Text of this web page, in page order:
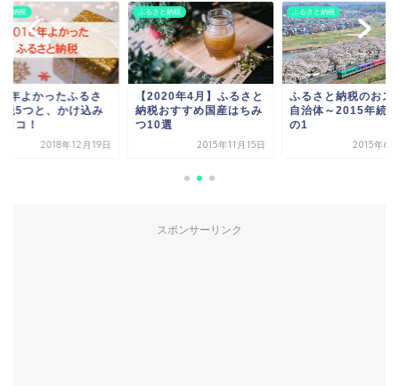
と納税
年よかったふるさ
税5つと、かけ込み
コ！
2018年12月19日
ふるさと納税
【2020年4月】ふるさと
納税おすすめ国産はちみ
つ10選
2015年11月15日
ふるさと納税
ふるさと納税のおス
自治体～2015年続
の1
2015年6
スポンサーリンク